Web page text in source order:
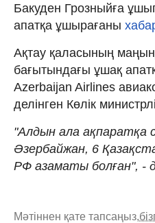
Бакуден Грозныйға
апатқа ұшырағаны
Ақтау қаласының
бағытындағы ұшақ
Azerbaijan Airlines
делінген Көлік
"Алдын ала ақпаратқа
Әзербайжан, 6
РФ азаматы болған", -
Мәтіннен қате тапсаңыз,